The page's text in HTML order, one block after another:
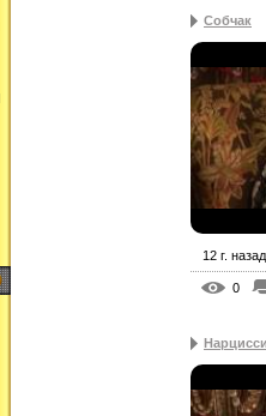
Собчак
12 г. назад
0